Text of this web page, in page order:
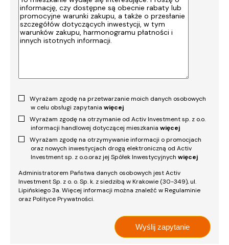
Wyrażam zgodę na przetwarzanie moich danych osobowych
w celu obsługi zapytaniawięcej
Wyrażam zgodę na otrzymanie od Activ Investment sp. z o.o.
informacji handlowej dotyczącej mieszkaniawięcej
Wyrażam zgodę na otrzymywanie informacji o promocjach
oraz nowych inwestycjach drogą elektroniczną od Activ
Investment sp. z o.o.oraz jej Spółek Inwestycyjnychwięcej
Administratorem Państwa danych osobowych jest Activ
Investment Sp. z o. o. Sp. k. z siedzibą w Krakowie (30-349), ul.
Lipińskiego 3a. Więcej informacji można znaleźć w Regulaminie
oraz Polityce Prywatności.